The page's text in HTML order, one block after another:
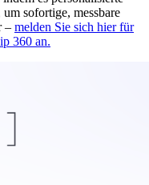
sofortige, messbare
– melden Sie sich hier für
360 an.